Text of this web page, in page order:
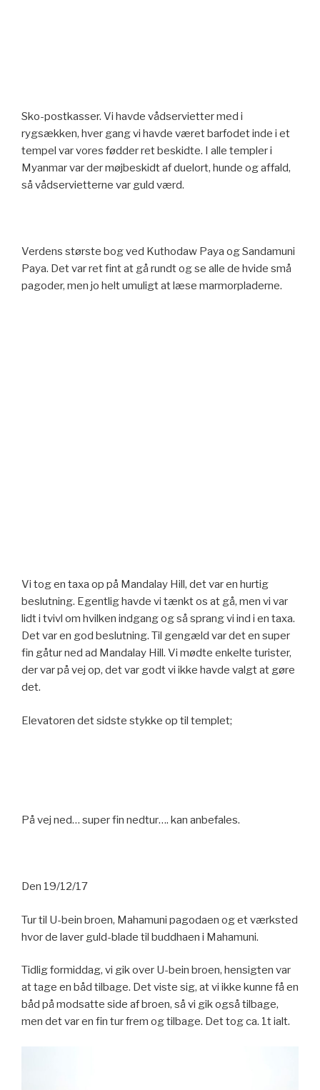
Sko-postkasser. Vi havde vådservietter med i
rygsækken, hver gang vi havde været barfodet inde i et
tempel var vores fødder ret beskidte. I alle templer i
Myanmar var der møjbeskidt af duelort, hunde og affald,
så vådservietterne var guld værd.
Verdens største bog ved Kuthodaw Paya og Sandamuni
Paya. Det var ret fint at gå rundt og se alle de hvide små
pagoder, men jo helt umuligt at læse marmorpladerne.
Vi tog en taxa op på Mandalay Hill, det var en hurtig
beslutning. Egentlig havde vi tænkt os at gå, men vi var
lidt i tvivl om hvilken indgang og så sprang vi ind i en taxa.
Det var en god beslutning. Til gengæld var det en super
fin gåtur ned ad Mandalay Hill. Vi mødte enkelte turister,
der var på vej op, det var godt vi ikke havde valgt at gøre
det.
Elevatoren det sidste stykke op til templet;
På vej ned… super fin nedtur…. kan anbefales.
Den 19/12/17
Tur til U-bein broen, Mahamuni pagodaen og et værksted
hvor de laver guld-blade til buddhaen i Mahamuni.
Tidlig formiddag, vi gik over U-bein broen, hensigten var
at tage en båd tilbage. Det viste sig, at vi ikke kunne få en
båd på modsatte side af broen, så vi gik også tilbage,
men det var en fin tur frem og tilbage. Det tog ca. 1t ialt.